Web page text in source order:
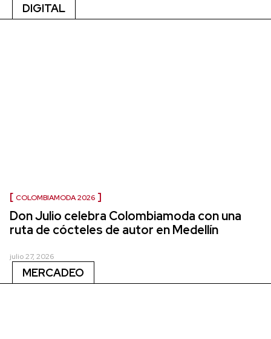
DIGITAL
COLOMBIAMODA 2026
Don Julio celebra Colombiamoda con una
ruta de cócteles de autor en Medellín
julio 27, 2026
MERCADEO